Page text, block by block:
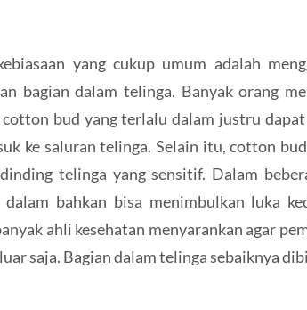
yang cukup umum adalah
bagian dalam telinga. Banyak orang
cotton bud yang terlalu dalam justru
ke saluran telinga. Selain itu, cotton
telinga yang sensitif. Dalam
bahkan bisa menimbulkan luka
ahli kesehatan menyarankan agar
saja. Bagian dalam telinga sebaiknya